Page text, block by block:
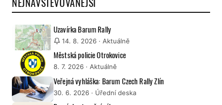
Uzavírka Barum Rally
14. 8. 2026 · Aktuálně
Městská policie Otrokovice
8. 7. 2026 · Aktuálně
Veřejná vyhláška: Barum Czech Rally Zlín
30. 6. 2026 · Úřední deska